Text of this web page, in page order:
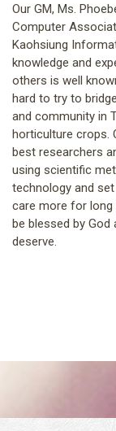
Our GM, Ms.
Computer
Kaohsiung
knowledge and
others is well
hard to try to
and community in
horticulture crops.
best researchers
using scientific
technology and
care more for long
be blessed by God
deserve.